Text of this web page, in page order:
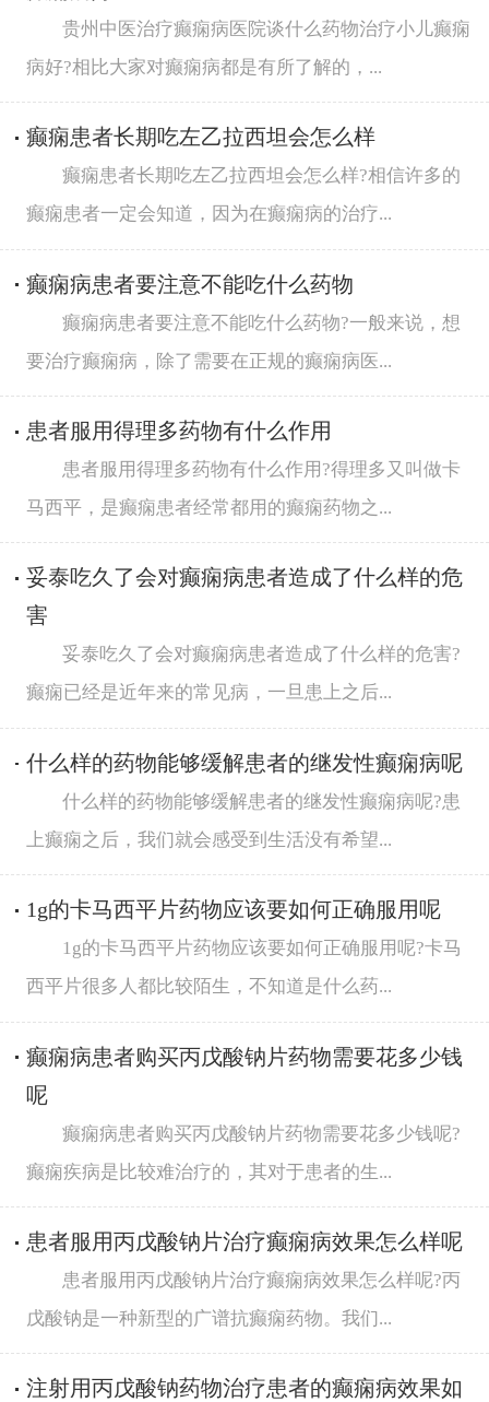
贵州中医治疗癫痫病医院谈什么药物治疗小儿癫痫
病好?相比大家对癫痫病都是有所了解的，...
癫痫患者长期吃左乙拉西坦会怎么样
癫痫患者长期吃左乙拉西坦会怎么样?相信许多的
癫痫患者一定会知道，因为在癫痫病的治疗...
癫痫病患者要注意不能吃什么药物
癫痫病患者要注意不能吃什么药物?一般来说，想
要治疗癫痫病，除了需要在正规的癫痫病医...
患者服用得理多药物有什么作用
患者服用得理多药物有什么作用?得理多又叫做卡
马西平，是癫痫患者经常都用的癫痫药物之...
妥泰吃久了会对癫痫病患者造成了什么样的危
害
妥泰吃久了会对癫痫病患者造成了什么样的危害?
癫痫已经是近年来的常见病，一旦患上之后...
什么样的药物能够缓解患者的继发性癫痫病呢
什么样的药物能够缓解患者的继发性癫痫病呢?患
上癫痫之后，我们就会感受到生活没有希望...
1g的卡马西平片药物应该要如何正确服用呢
1g的卡马西平片药物应该要如何正确服用呢?卡马
西平片很多人都比较陌生，不知道是什么药...
癫痫病患者购买丙戊酸钠片药物需要花多少钱
呢
癫痫病患者购买丙戊酸钠片药物需要花多少钱呢?
癫痫疾病是比较难治疗的，其对于患者的生...
患者服用丙戊酸钠片治疗癫痫病效果怎么样呢
患者服用丙戊酸钠片治疗癫痫病效果怎么样呢?丙
戊酸钠是一种新型的广谱抗癫痫药物。我们...
注射用丙戊酸钠药物治疗患者的癫痫病效果如